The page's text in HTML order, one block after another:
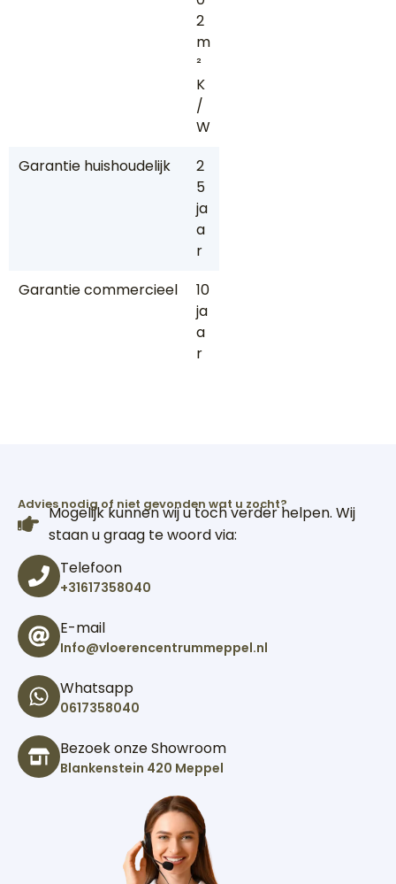
2
m
²
K
/
W
Garantie huishoudelijk
2
5
ja
a
r
Garantie commercieel
10
ja
a
r
Advies nodig of niet gevonden wat u zocht?
Mogelijk kunnen wij u toch verder helpen. Wij
staan u graag te woord via:
Telefoon
+31617358040
E-mail
Info@vloerencentrummeppel.nl
Whatsapp
0617358040
Bezoek onze Showroom
Blankenstein 420 Meppel